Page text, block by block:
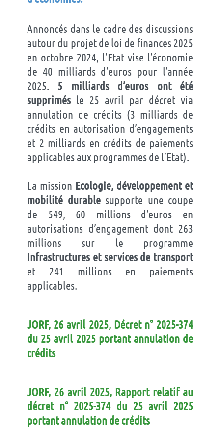
Annoncés dans le cadre des discussions
autour du projet de loi de finances 2025
en octobre 2024, l’Etat vise l’économie
de 40 milliards d’euros pour l’année
2025. 5 milliards d’euros ont été
supprimésle 25 avril par décret via
annulation de crédits (3 milliards de
crédits en autorisation d’engagements
et 2 milliards en crédits de paiements
applicables aux programmes de l’Etat).
La mission Ecologie, développement et
mobilité durablesupporte une coupe
de 549, 60 millions d’euros en
autorisations d’engagement dont 263
millions sur le programme
Infrastructures et services de transport
et 241 millions en paiements
applicables.
JORF, 26 avril 2025, Décret n° 2025-374
du 25 avril 2025 portant annulation de
crédits
JORF, 26 avril 2025, Rapport relatif au
décret n° 2025-374 du 25 avril 2025
portant annulation de crédits